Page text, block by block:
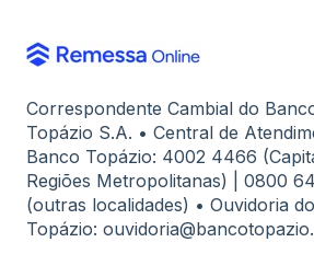
Correspondente Cambial do
Topázio S.A. • Central de
Banco Topázio: 4002 4466
Regiões Metropolitanas) | 0800
(outras localidades) • Ouvidoria
Topázio: